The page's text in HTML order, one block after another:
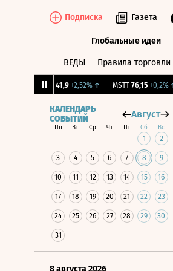
Подписка Газета
Глобальные идеи
ВЕДЫ Правила торговли
41,9 +2,52%↑ MSTT 76,15 +0,2%↑
КАЛЕНДАРЬ
СОБЫТИЙ
Август
Пн Вт Ср Чт Пт Сб Вс
1 2
3 4 5 6 7 8 9
10 11 12 13 14 15 16
17 18 19 20 21 22 23
24 25 26 27 28 29 30
31
8 августа 2026